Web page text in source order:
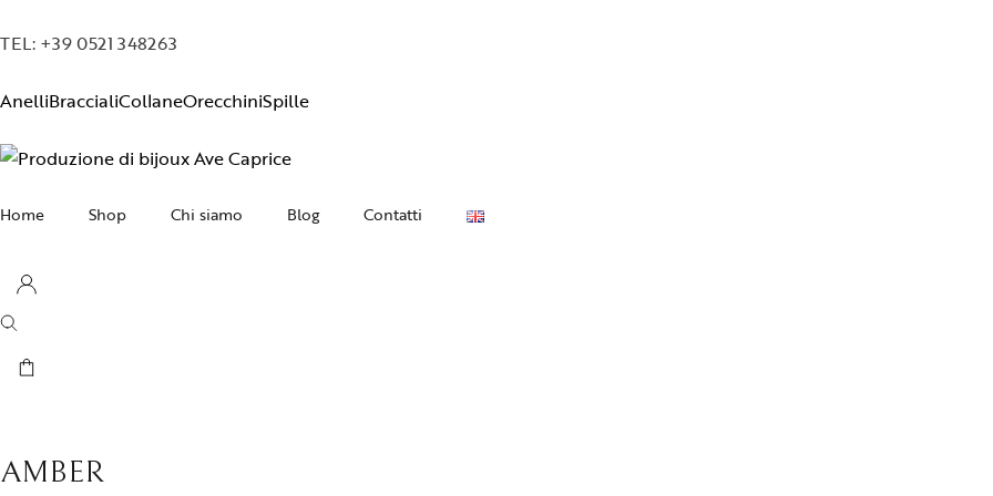
TEL: +39 0521 348263
AnelliBraccialiCollaneOrecchiniSpille
Home Shop Chi siamo Blog Contatti
AMBER